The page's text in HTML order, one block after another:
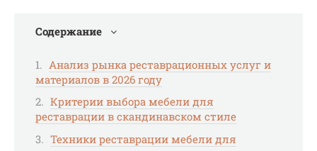
Содержание
Анализ рынка реставрационных услуг и
материалов в 2026 году
Критерии выбора мебели для
реставрации в скандинавском стиле
Техники реставрации мебели для